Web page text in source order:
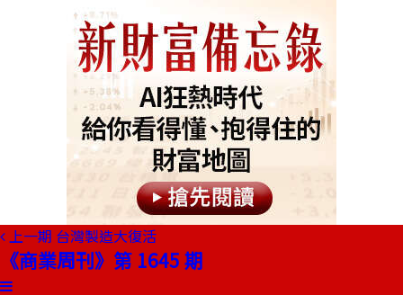
上一期 台灣製造大復活
《商業周刊》第 1645 期